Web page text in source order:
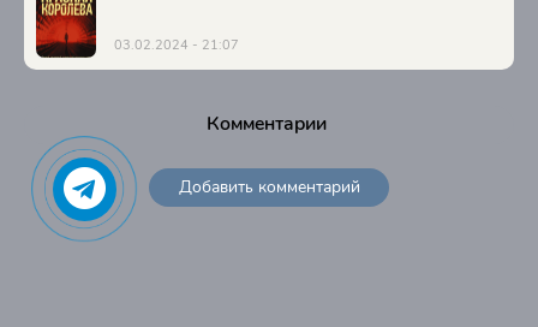
03.02.2024 - 21:07
Комментарии
Добавить комментарий